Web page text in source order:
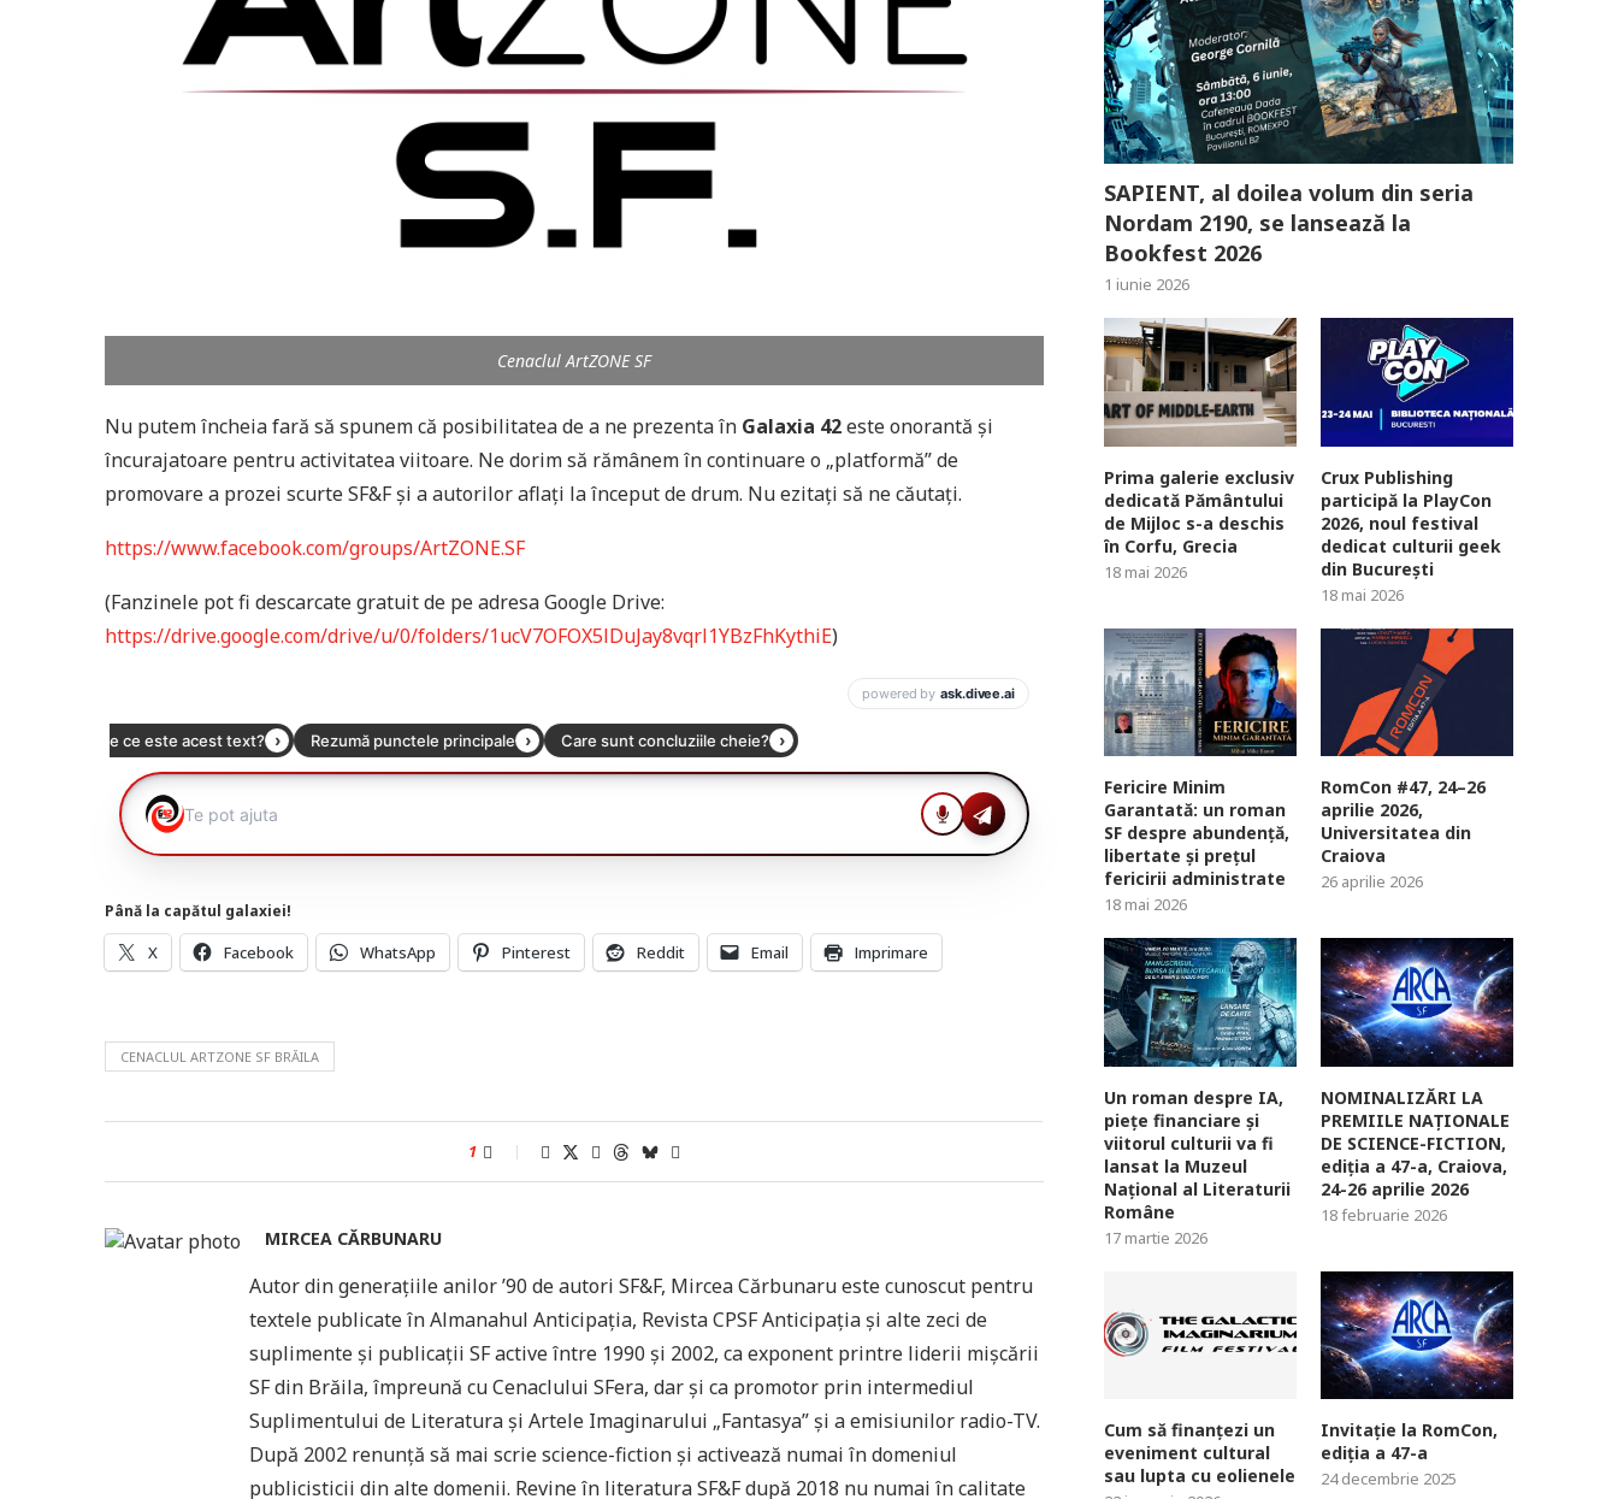
Cenaclul ArtZONE SF
Nu putem încheia fară să spunem că posibilitatea de a ne prezenta în Galaxia 42este onorantă şi
încurajatoare pentru activitatea viitoare. Ne dorim să rămânem în continuare o „platformă” de
promovare a prozei scurte SF&F şi a autorilor aflaţi la început de drum. Nu ezitaţi să ne căutaţi.
https://www.facebook.com/groups/ArtZONE.SF
(Fanzinele pot fi descarcate gratuit de pe adresa Google Drive:
https://drive.google.com/drive/u/0/folders/1ucV7OFOX5lDuJay8vqrl1YBzFhKythiE)
Până la capătul galaxiei!
X Facebook WhatsApp Pinterest Reddit Email Imprimare
CENACLUL ARTZONE SF BRĂILA
1
MIRCEA CĂRBUNARU
Autor din generaţiile anilor ʼ90 de autori SF&F, Mircea Cărbunaru este cunoscut pentru
textele publicate în Almanahul Anticipaţia, Revista CPSF Anticipaţia şi alte zeci de
suplimente şi publicaţii SF active între 1990 şi 2002, ca exponent printre liderii mişcării
SF din Brăila, împreună cu Cenaclului SFera, dar şi ca promotor prin intermediul
Suplimentului de Literatura şi Artele Imaginarului „Fantasya” şi a emisiunilor radio-TV.
După 2002 renunţă să mai scrie science-fiction şi activează numai în domeniul
publicisticii din alte domenii. Revine în literatura SF&F după 2018 nu numai în calitate
SAPIENT, al doilea volum din seria
Nordam 2190, se lansează la
Bookfest 2026
1 iunie 2026
Prima galerie exclusiv
dedicată Pământului
de Mijloc s-a deschis
în Corfu, Grecia
18 mai 2026
Crux Publishing
participă la PlayCon
2026, noul festival
dedicat culturii geek
din București
18 mai 2026
Fericire Minim
Garantată: un roman
SF despre abundență,
libertate și prețul
fericirii administrate
18 mai 2026
RomCon #47, 24–26
aprilie 2026,
Universitatea din
Craiova
26 aprilie 2026
Un roman despre IA,
piețe financiare și
viitorul culturii va fi
lansat la Muzeul
Național al Literaturii
Române
17 martie 2026
NOMINALIZĂRI LA
PREMIILE NAȚIONALE
DE SCIENCE-FICTION,
ediția a 47-a, Craiova,
24-26 aprilie 2026
18 februarie 2026
Cum să finanțezi un
eveniment cultural
sau lupta cu eolienele
Invitație la RomCon,
ediția a 47-a
24 decembrie 2025